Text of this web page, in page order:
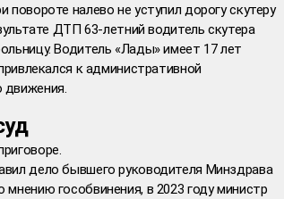
налево не уступил дорогу скутеру
ДТП 63-летний водитель скутера
Водитель «Лады» имеет 17 лет
к административной
движения.
дело бывшего руководителя Минздрава
гособвинения, в 2023 году министр